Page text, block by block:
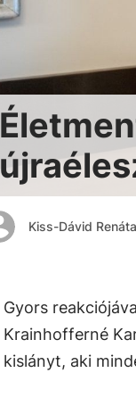
Kiss-Dávid Renáta
Gyors
Krainhofferné
kislányt, aki